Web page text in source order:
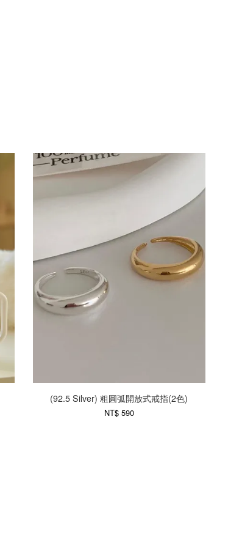
(92.5 Silver) 粗圓弧開放式戒指(2色)
NT$ 590